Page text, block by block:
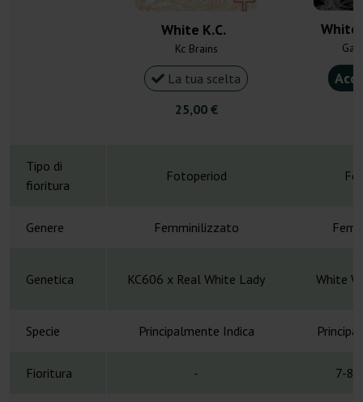
White K.C.
Kc Brains
La tua scelta
25,00 €
White
Tipo di
fioritura
Fotoperiod
Genere Femminilizzato
Genetica KC606 x Real White Lady White
Specie Principalmente Indica
Fioritura - 7-8